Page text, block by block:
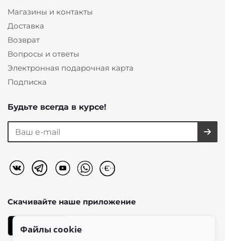
Магазины и контакты
Доставка
Возврат
Вопросы и ответы
Электронная подарочная карта
Подписка
Будьте всегда в курсе!
Скачивайте наше приложение
Файлы cookie